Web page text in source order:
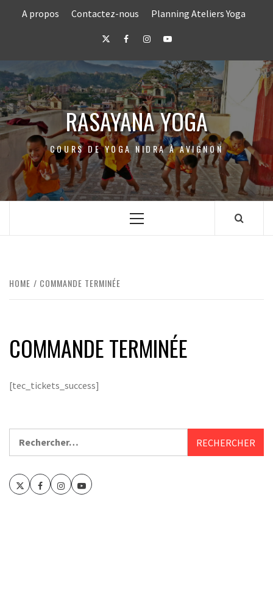
A propos Contactez-nous Planning Ateliers Yoga
TwitterFacebookInstagramYoutube
RASAYANA YOGA
COURS DE YOGA NIDRA À AVIGNON
Primary
HOME COMMANDE TERMINÉE
COMMANDE TERMINÉE
[tec_tickets_success]
TwitterFacebookInstagramYoutube